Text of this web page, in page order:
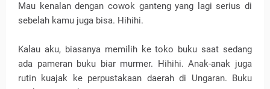
Mau kenalan dengan cowok ganteng yang lagi serius di
sebelah kamu juga bisa. Hihihi.
Kalau aku, biasanya memilih ke toko buku saat sedang
ada pameran buku biar murmer. Hihihi. Anak-anak juga
rutin kuajak ke perpustakaan daerah di Ungaran. Buku